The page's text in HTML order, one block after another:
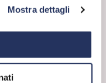
Mostra dettagli
NON SAI
che non sai
che non sai